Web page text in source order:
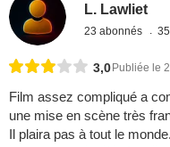
L. Lawliet
23 abonnés
3,0 Publiée le
Film assez compliqué a
une mise en scène très
Il plaira pas à tout le